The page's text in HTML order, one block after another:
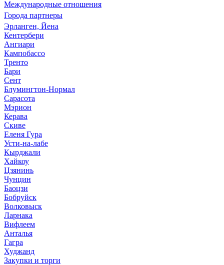
Международные отношения
Города партнеры
Эрланген, Йена
Кентербери
Ангиари
Кампобассо
Тренто
Бари
Сент
Блумингтон-Нормал
Сарасота
Мэрион
Керава
Скиве
Еленя Гура
Усти-на-лабе
Кырджали
Хайкоу
Цзянинь
Чунцин
Баоцзи
Бобруйск
Волковыск
Ларнака
Вифлеем
Анталья
Гагра
Худжанд
Закупки и торги